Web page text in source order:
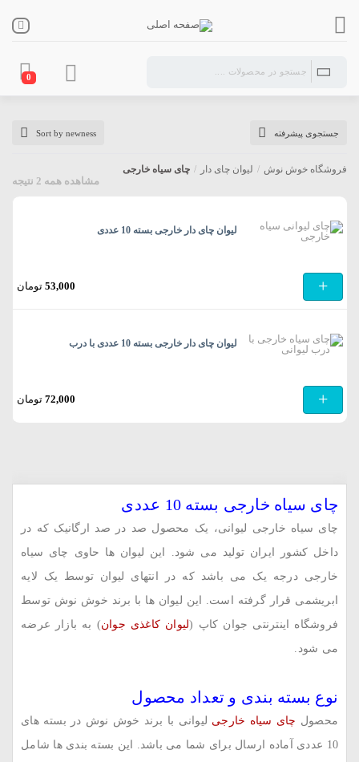
0
جستجوی پیشرفته Sort by newness
فروشگاه خوش نوش / لیوان چای دار / چای سیاه خارجی
مشاهده همه 2 نتیجه
لیوان چای دار خارجی بسته 10 عددی
53,000 تومان +
لیوان چای دار خارجی بسته 10 عددی با درب
72,000 تومان +
چای سیاه خارجی بسته 10 عددی
چای سیاه خارجی لیوانی، یک محصول صد در صد ارگانیک که در
داخل کشور ایران تولید می شود. این لیوان ها حاوی چای سیاه
خارجی درجه یک می باشد که در انتهای لیوان توسط یک لایه
ابریشمی قرار گرفته است. این لیوان ها با برند خوش نوش توسط
فروشگاه اینترنتی جوان کاپ (لیوان کاغذی جوان) به بازار عرضه
می شود.
نوع بسته بندی و تعداد محصول
محصول چای سیاه خارجی لیوانی با برند خوش نوش در بسته های
10 عددی آماده ارسال برای شما می باشد. این بسته بندی ها شامل